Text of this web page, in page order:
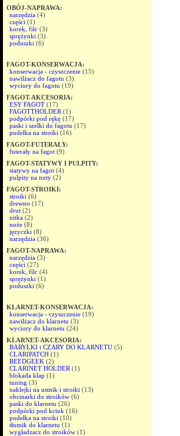
OBÓJ-NAPRAWA:
narzędzia (4)
części (1)
korek, filc (3)
sprężynki (3)
poduszki (6)
FAGOT-KONSERWACJA:
konserwacja - czyszczenie (15)
nawilżacz do fagotu (3)
wyciory do fagotu (19)
FAGOT-AKCESORIA:
ESY FAGOT (17)
FAGOTTHOLDER (1)
podpórki pod rękę (17)
paski i szelki do fagotu (17)
pudełka na stroiki (16)
FAGOT-FUTERAŁY:
futerały na fagot (9)
FAGOT-STATYWY I PULPITY:
statywy na fagot (4)
pulpity na nuty (2)
FAGOT-STROIKI:
stroiki (6)
drewno (17)
drut (2)
nitka (2)
noże (8)
języczki (8)
narzędzia (36)
FAGOT-NAPRAWA:
narzędzia (3)
części (27)
korek, filc (4)
sprężynki (1)
poduszki (6)
KLARNET-KONSERWACJA:
konserwacja - czyszczenie (19)
nawilżacz do klarnetu (3)
wyciory do klarnetu (24)
KLARNET-AKCESORIA:
BARYŁKI i CZARY DO KLARNETU (5)
CLARIPATCH (1)
REEDGEEK (2)
CLARINET HOLDER (1)
blokada klap (1)
tuning (3)
naklejki na ustnik i stroiki (13)
obcinarki do stroików (6)
paski do klarnetu (26)
podpórki pod kciuk (16)
pudełka na stroiki (10)
tłumik do klarnetu (1)
wygładzacz do stroików (1)